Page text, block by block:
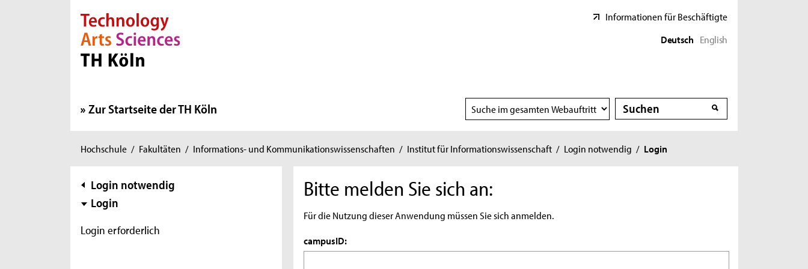
Direkt zur Hauptnavigation
Direkt zur Subnavigation
Direkt zum Inhalt
Direkt zum Fußbereich
Informationen für Beschäftigte
Deutsch English
Zur Startseite der TH Köln
Suchbereich
wählen
Suche
Suche
Sie
hier:
Hochschule / Fakultäten / Informations- und Kommunikationswissenschaften / Institut für Informationswissenschaft / Login notwendig / Login
Subnavigation
Login notwendig
Login
Login erforderlich
Bitte melden Sie sich an:
Für die Nutzung dieser Anwendung müssen Sie sich anmelden.
campusID: